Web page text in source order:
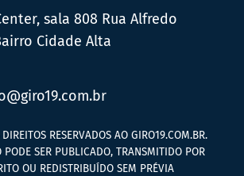
sala 808 Rua Alfredo
Cidade Alta
RESERVADOS AO GIRO19.COM.BR.
PODE SER PUBLICADO, TRANSMITIDO POR
OU REDISTRIBUÍDO SEM PRÉVIA